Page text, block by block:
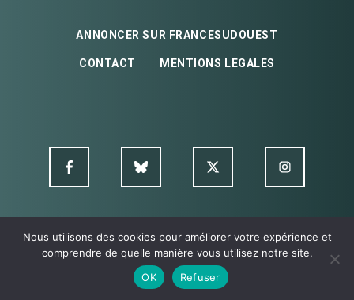
ANNONCER SUR FRANCESUDOUEST
CONTACT MENTIONS LEGALES
© FSO MultimediA - 2026
Nous utilisons des cookies pour améliorer votre expérience et
comprendre de quelle manière vous utilisez notre site.
OK
Refuser